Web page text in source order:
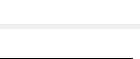
본사에서 공지 없이 증정 종료될 수 있습니다.
테이블을 사용하시는 경우, (주로 올인원 형태